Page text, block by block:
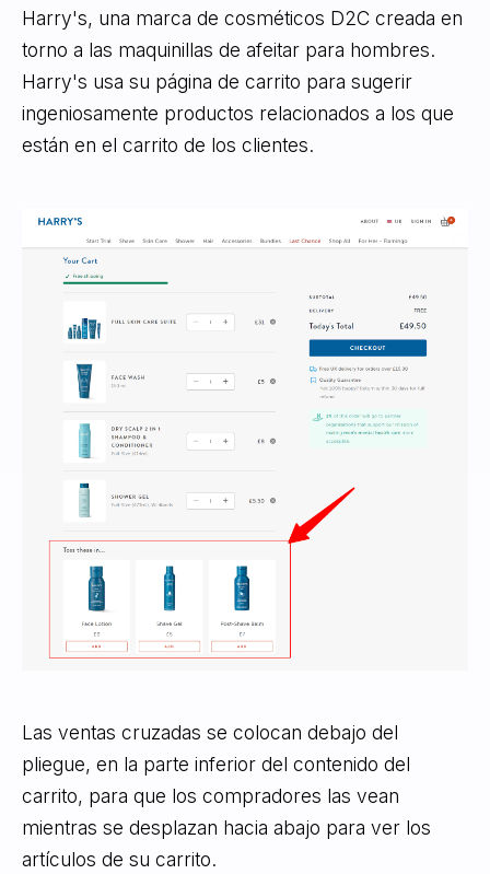
Harry's, una marca de cosméticos D2C creada en
torno a las maquinillas de afeitar para hombres.
Harry's usa su página de carrito para sugerir
ingeniosamente productos relacionados a los que
están en el carrito de los clientes.
Las ventas cruzadas se colocan debajo del
pliegue, en la parte inferior del contenido del
carrito, para que los compradores las vean
mientras se desplazan hacia abajo para ver los
artículos de su carrito.